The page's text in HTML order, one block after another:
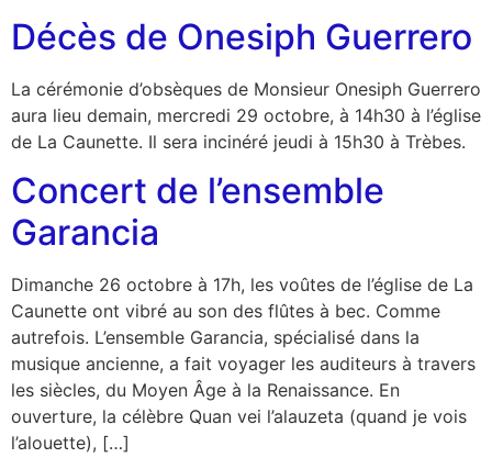
Décès de Onesiph Guerrero
La cérémonie d’obsèques de Monsieur Onesiph Guerrero
aura lieu demain, mercredi 29 octobre, à 14h30 à l’église
de La Caunette. Il sera incinéré jeudi à 15h30 à Trèbes.
Concert de l’ensemble
Garancia
Dimanche 26 octobre à 17h, les voûtes de l’église de La
Caunette ont vibré au son des flûtes à bec. Comme
autrefois. L’ensemble Garancia, spécialisé dans la
musique ancienne, a fait voyager les auditeurs à travers
les siècles, du Moyen Âge à la Renaissance. En
ouverture, la célèbre Quan vei l’alauzeta (quand je vois
l’alouette), […]